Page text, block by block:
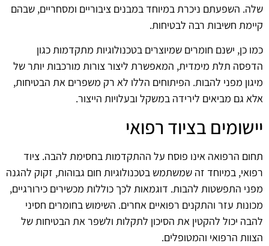
שלה. השפעתם ניכרת במיוחד במבנים ציבוריים ומסחריים, שבהם
קיימת חשיבות רבה לבטיחות.
כמו כן, ישנם חומרים שמיוצרים בטכנולוגיות מתקדמות כגון
הדפסה תלת מימדית, המאפשרת ליצור צורות מורכבות יותר של
מיגון מפני להבות. הפיתוחים הללו לא רק משפרים את הבטיחות,
אלא גם מביאים לירידה במשקל ובעלויות הייצור.
יישומים בציוד רפואי
תחום הרפואה אינו פוסח על ההתקדמות בחסימת להבה. ציוד
רפואי, במיוחד זה שמשתמש בטכנולוגיות חום גבוהות, זקוק להגנה
מפני התפשטות להבות. דוגמאות לכך כוללות מכשירים כירורגיים,
מכונות עזר והתקנים רפואיים אחרים. השימוש בחומרים חסיני
להבה יכול להקטין את הסיכון לתקלות ולשפר את הבטיחות של
הצוות הרפואי והמטופלים.